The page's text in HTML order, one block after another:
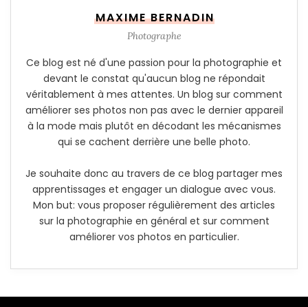
MAXIME BERNADIN
Photographe
Ce blog est né d'une passion pour la photographie et
devant le constat qu'aucun blog ne répondait
véritablement à mes attentes. Un blog sur comment
améliorer ses photos non pas avec le dernier appareil
à la mode mais plutôt en décodant les mécanismes
qui se cachent derrière une belle photo.
Je souhaite donc au travers de ce blog partager mes
apprentissages et engager un dialogue avec vous.
Mon but: vous proposer régulièrement des articles
sur la photographie en général et sur comment
améliorer vos photos en particulier.